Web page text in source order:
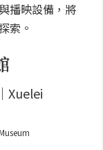
播映設備，將
索。